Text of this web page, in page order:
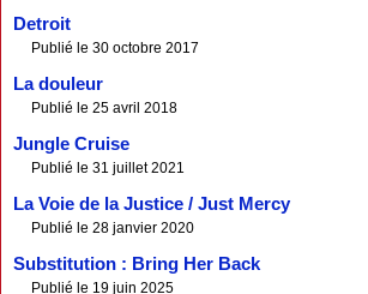
Detroit
Publié le 30 octobre 2017
La douleur
Publié le 25 avril 2018
Jungle Cruise
Publié le 31 juillet 2021
La Voie de la Justice / Just Mercy
Publié le 28 janvier 2020
Substitution : Bring Her Back
Publié le 19 juin 2025